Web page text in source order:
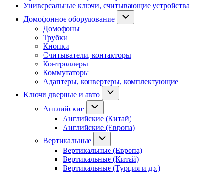
Универсальные ключи, считывающие устройства
Домофонное оборудование
Домофоны
Трубки
Кнопки
Считыватели, контакторы
Контроллеры
Коммутаторы
Адаптеры, конвертеры, комплектующие
Ключи дверные и авто
Английские
Английские (Китай)
Английские (Европа)
Вертикальные
Вертикальные (Европа)
Вертикальные (Китай)
Вертикальные (Турция и др.)